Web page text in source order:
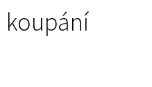
koupání